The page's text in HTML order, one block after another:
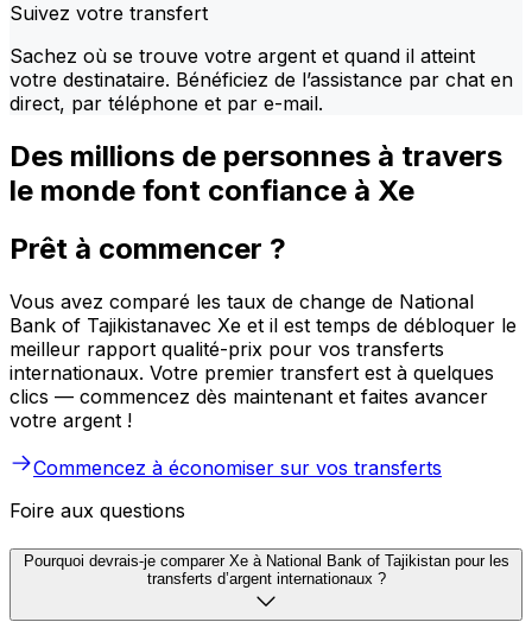
Suivez votre transfert
Sachez où se trouve votre argent et quand il atteint
votre destinataire. Bénéficiez de l’assistance par chat en
direct, par téléphone et par e-mail.
Des millions de personnes à travers
le monde font confiance à Xe
Prêt à commencer ?
Vous avez comparé les taux de change de National
Bank of Tajikistanavec Xe et il est temps de débloquer le
meilleur rapport qualité-prix pour vos transferts
internationaux. Votre premier transfert est à quelques
clics — commencez dès maintenant et faites avancer
votre argent !
Commencez à économiser sur vos transferts
Foire aux questions
Pourquoi devrais-je comparer Xe à National Bank of Tajikistan pour les
transferts d’argent internationaux ?